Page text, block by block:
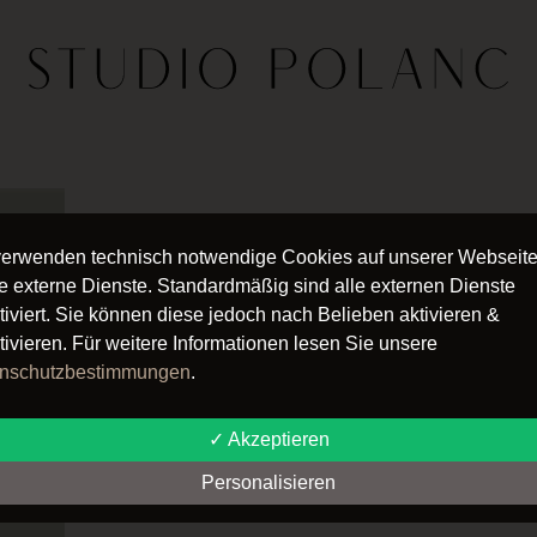
technisch notwendige Cookies auf unserer Webseite
externe Dienste. Standardmäßig sind alle externen Dienste
Sie können diese jedoch nach Belieben aktivieren &
Für weitere Informationen lesen Sie unsere
.
✓ Akzeptieren
Personalisieren